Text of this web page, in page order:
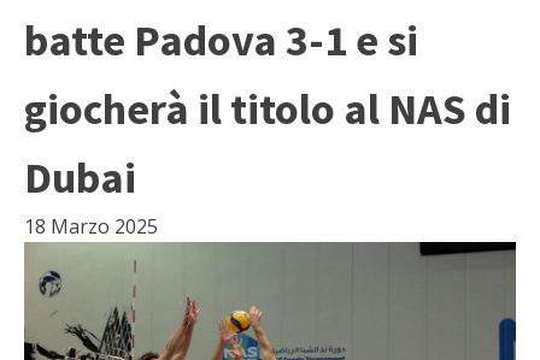
batte Padova 3-1 e si
giocherà il titolo al NAS di
Dubai
18 Marzo 2025